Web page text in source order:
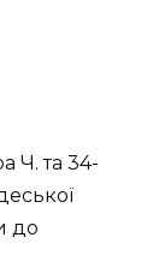
Ч. та 34-
до